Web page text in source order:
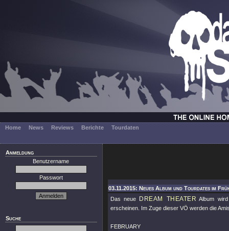
Home News Reviews Berichte Tourdaten
Anmeldung
Benutzername
Passwort
Suche
03.11.2015: Neues Album und Tourdates im
Das neue
DREAM THEATER Album
erscheinen. Im Zuge dieser VÖ werden die
FEBRUARY